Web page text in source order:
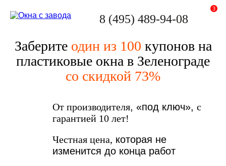
8 (495) 489-94-08
3
Заберите один из 100 купонов на
пластиковые окна в Зеленограде
со скидкой 73%
От производителя, «под ключ», с
гарантией 10 лет!
Честная цена, которая не
изменится до конца работ